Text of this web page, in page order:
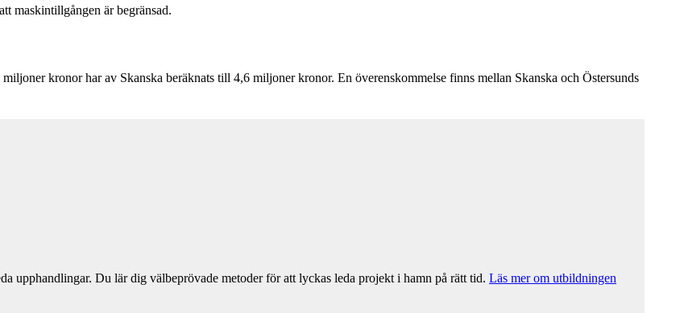
maskintillgången är begränsad.
kronor har av Skanska beräknats till 4,6 miljoner kronor. En överenskommelse finns mellan Skanska och Östersunds
upphandlingar. Du lär dig välbeprövade metoder för att lyckas leda projekt i hamn på rätt tid. Läs mer om utbildningen